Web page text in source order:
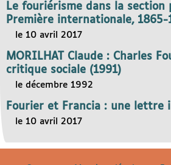
Le fouriérisme dans la section
Première internationale, 1865-
le 10 avril 2017
MORILHAT Claude : Charles
critique sociale (1991)
le décembre 1992
Fourier et Francia : une lettre
le 10 avril 2017